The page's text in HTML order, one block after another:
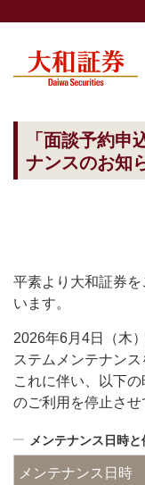
「面談予約申
ナンスのお知
平素より大和証券
います。
2026年6月4日（木
ステムメンテナンス
これに伴い、以下
のご利用を停止させ
メンテナンス日時
メンテナンス日時